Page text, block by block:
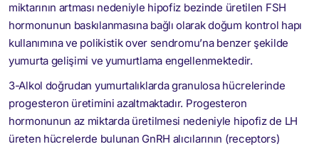
miktarının artması nedeniyle hipofiz bezinde üretilen FSH
hormonunun baskılanmasına bağlı olarak doğum kontrol hapı
kullanımına ve polikistik over sendromu’na benzer şekilde
yumurta gelişimi ve yumurtlama engellenmektedir.
3-Alkol doğrudan yumurtalıklarda granulosa hücrelerinde
progesteron üretimini azaltmaktadır. Progesteron
hormonunun az miktarda üretilmesi nedeniyle hipofiz de LH
üreten hücrelerde bulunan GnRH alıcılarının (receptors)